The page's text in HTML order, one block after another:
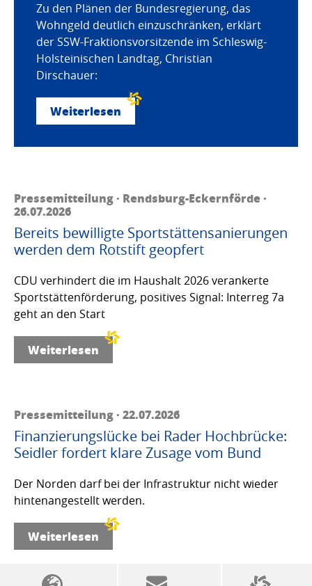
Zu den Plänen der Bundesregierung, das
Wohngeld deutlich einzuschränken, erklärt
der SSW-Fraktionsvorsitzende im Schleswig-
Holsteinischen Landtag, Christian
Dirschauer:
Weiterlesen
Pressemitteilung · Rendsburg-Eckernförde ·
26.07.2026
Bereits bewilligte Sportstättensanierungen
werden dem Rotstift geopfert
CDU verhindert die im Haushalt 2026 verankerte
Sportstättenförderung, positives Signal: Interreg 7a
geht an den Start
Weiterlesen
Pressemitteilung · 22.07.2026
Finanzierungslücke bei Rader Hochbrücke:
Seidler fordert klare Zusage vom Bund
Der Norden darf bei der Infrastruktur nicht wieder
hintenangestellt werden.
Weiterlesen